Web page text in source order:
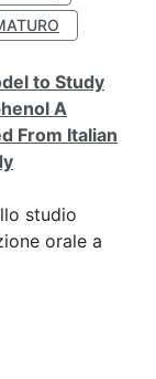
to Study
A
From Italian
studio
orale a